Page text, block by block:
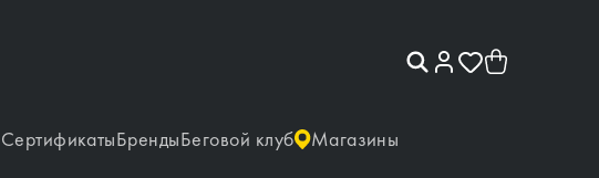
СертификатыБрендыБеговой клуб Магазины